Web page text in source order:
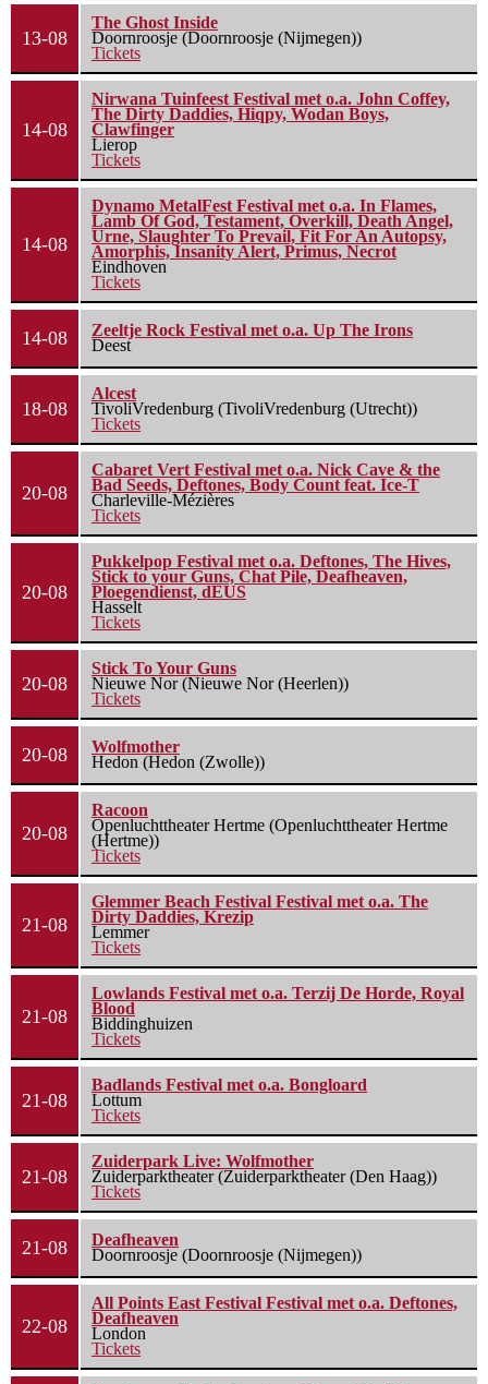
13-08
The Ghost Inside
Doornroosje (Doornroosje (Nijmegen))
Tickets
14-08
Nirwana Tuinfeest Festival met o.a. John Coffey,
The Dirty Daddies, Hiqpy, Wodan Boys,
Clawfinger
Lierop
Tickets
14-08
Dynamo MetalFest Festival met o.a. In Flames,
Lamb Of God, Testament, Overkill, Death Angel,
Urne, Slaughter To Prevail, Fit For An Autopsy,
Amorphis, Insanity Alert, Primus, Necrot
Eindhoven
Tickets
14-08
Zeeltje Rock Festival met o.a. Up The Irons
Deest
18-08
Alcest
TivoliVredenburg (TivoliVredenburg (Utrecht))
Tickets
20-08
Cabaret Vert Festival met o.a. Nick Cave & the
Bad Seeds, Deftones, Body Count feat. Ice-T
Charleville-Mézières
Tickets
20-08
Pukkelpop Festival met o.a. Deftones, The Hives,
Stick to your Guns, Chat Pile, Deafheaven,
Ploegendienst, dEUS
Hasselt
Tickets
20-08
Stick To Your Guns
Nieuwe Nor (Nieuwe Nor (Heerlen))
Tickets
20-08
Wolfmother
Hedon (Hedon (Zwolle))
20-08
Racoon
Openluchttheater Hertme (Openluchttheater Hertme
(Hertme))
Tickets
21-08
Glemmer Beach Festival Festival met o.a. The
Dirty Daddies, Krezip
Lemmer
Tickets
21-08
Lowlands Festival met o.a. Terzij De Horde, Royal
Blood
Biddinghuizen
Tickets
21-08
Badlands Festival met o.a. Bongloard
Lottum
Tickets
21-08
Zuiderpark Live: Wolfmother
Zuiderparktheater (Zuiderparktheater (Den Haag))
Tickets
21-08
Deafheaven
Doornroosje (Doornroosje (Nijmegen))
22-08
All Points East Festival Festival met o.a. Deftones,
Deafheaven
London
Tickets